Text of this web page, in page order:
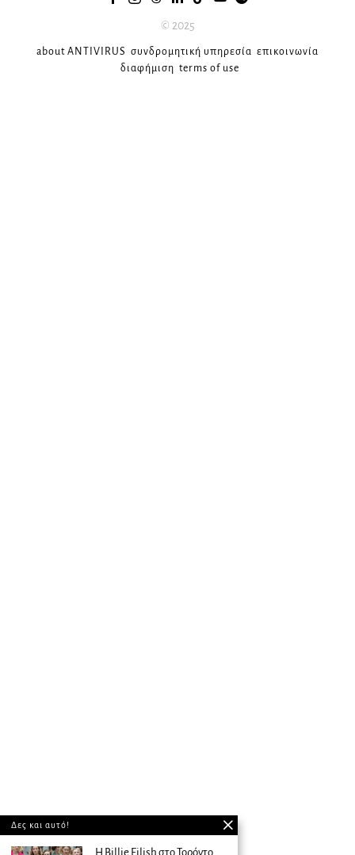
© 2025
about ANTIVIRUS συνδρομητική υπηρεσία επικοινωνία
διαφήμιση terms of use
Δες και αυτό!
Η Billie Eilish στο Τορόντο